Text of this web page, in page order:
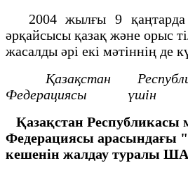
2004 жылғы 9 қаңтарда
әрқайсысы қазақ және орыс
жасалды әрі екі мәтіннің де
Қазақстан
Федерациясы
үшін
Қазақстан Республикасы
Федерациясы арасындағы
кешенін жалдау туралы